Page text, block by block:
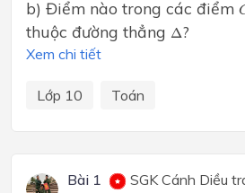
b) Điểm nào trong các điểm
thuộc đường thẳng Δ
Δ ?
Xem chi tiết
Lớp 10 Toán
Bài 1 SGK Cánh Diều